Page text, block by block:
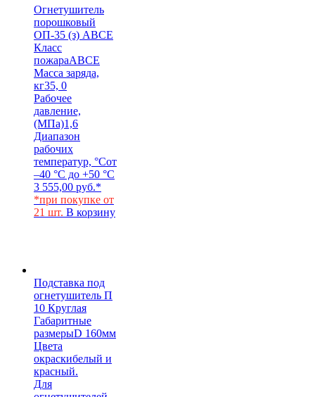
Огнетушитель
порошковый
ОП-35 (з) АВСЕ
Класс
пожараАВСЕ
Масса заряда,
кг35, 0
Рабочее
давление,
(МПа)1,6
Диапазон
рабочих
температур, °Сот
–40 °С до +50 °С
3 555,00 руб.*
*при покупке от
21 шт. В корзину
Подставка под
огнетушитель П
10 Круглая
Габаритные
размерыD 160мм
Цвета
окраскибелый и
красный.
Для